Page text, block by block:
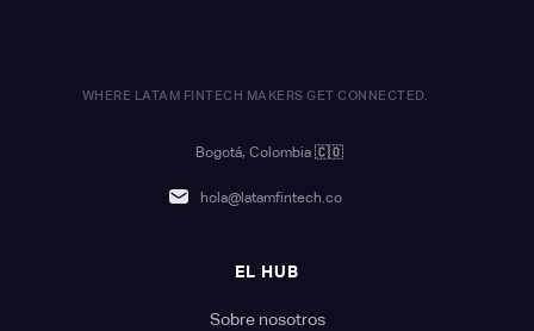
WHERE LATAM FINTECH MAKERS GET CONNECTED.
Bogotá, Colombia 🇨🇴
hola@latamfintech.co
EL HUB
Sobre nosotros